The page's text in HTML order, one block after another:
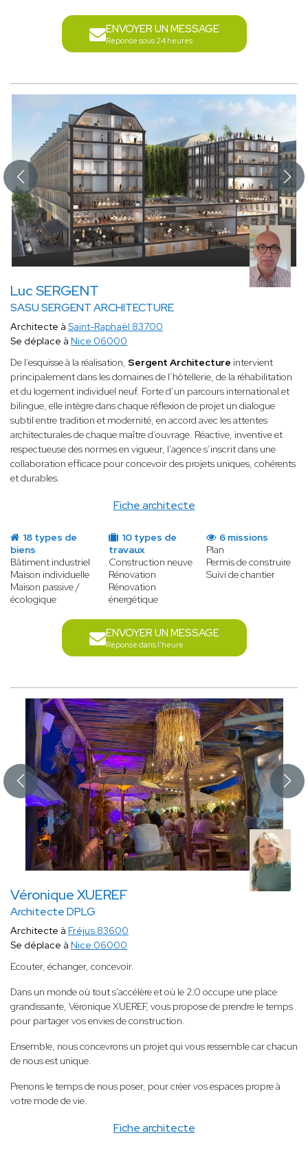
ENVOYER UN MESSAGE
Réponse sous 24 heures
Luc SERGENT
SASU SERGENT ARCHITECTURE
Fiche architecte
Architecte à Saint-Raphaël 83700
Se déplace à Nice 06000
De l’esquisse à la réalisation, Sergent Architecture intervient
principalement dans les domaines de l’hôtellerie, de la réhabilitation
et du logement individuel neuf. Forte d’un parcours international et
bilingue, elle intègre dans chaque réflexion de projet un dialogue
subtil entre tradition et modernité, en accord avec les attentes
architecturales de chaque maître d’ouvrage. Réactive, inventive et
respectueuse des normes en vigueur, l’agence s’inscrit dans une
collaboration efficace pour concevoir des projets uniques, cohérents
et durables.
18 types de
biens
Bâtiment industriel
Maison individuelle
Maison passive /
écologique
10 types de
travaux
Construction neuve
Rénovation
Rénovation
énergétique
6 missions
Plan
Permis de construire
Suivi de chantier
ENVOYER UN MESSAGE
Réponse dans l'heure
Véronique XUEREF
Architecte DPLG
Fiche architecte
Architecte à Fréjus 83600
Se déplace à Nice 06000
Ecouter, échanger, concevoir.
Dans un monde où tout s'accélère et où le 2.0 occupe une place
grandissante, Véronique XUEREF, vous propose de prendre le temps
pour partager vos envies de construction.
Ensemble, nous concevrons un projet qui vous ressemble car chacun
de nous est unique.
Prenons le temps de nous poser, pour créer vos espaces propre à
votre mode de vie.